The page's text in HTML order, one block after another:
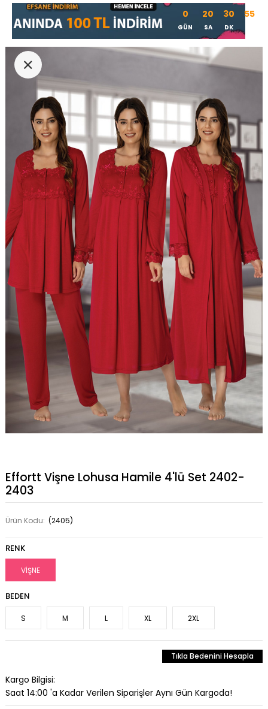
0
GÜN
20
SA
30
DK
54
Effortt Vişne Lohusa Hamile 4'lü Set 2402-
2403
Ürün Kodu: (2405)
RENK
VİŞNE
BEDEN
S M L XL 2XL
Tıkla Bedenini Hesapla
Kargo Bilgisi:
Saat 14:00 'a Kadar Verilen Siparişler Aynı Gün Kargoda!